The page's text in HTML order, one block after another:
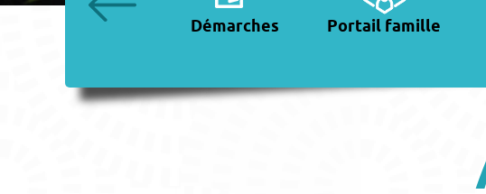
Nouveaux Démarches Portail famille